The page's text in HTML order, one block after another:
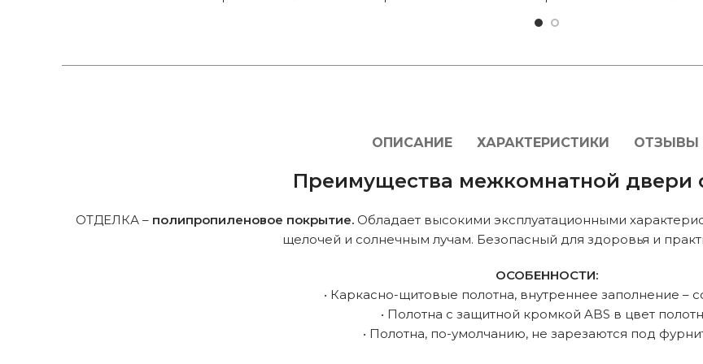
ОПИСАНИЕ ХАРАКТЕРИСТИКИ ОТЗЫВЫ
Преимущества межкомнатной двери
ОТДЕЛКА – полипропиленовое покрытие. Обладает высокими эксплуатационными
щелочей и солнечным лучам. Безопасный для здоровья и
ОСОБЕННОСТИ:
• Каркасно-щитовые полотна, внутреннее заполнение –
• Полотна с защитной кромкой ABS в цвет
• Полотна, по-умолчанию, не зарезаются под